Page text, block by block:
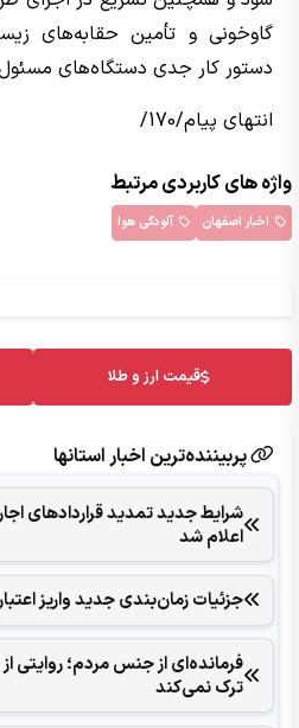
گاوخونی و تأمین حقابه‌های
دستور کار جدی دستگاه‌های مسئول
انتهای پیام/170/
واژه های کاربردی مرتبط
اخبار اصفهان آلودگی هوا
قیمت ارز و طلا
پربیننده‌ترین اخبار استانها
شرایط جدید تمدید قراردادهای
اعلام شد
جزئیات زمان‌بندی جدید واریز
فرمانده‌ای از جنس مردم؛ روایتی
ترک نمی‌کند